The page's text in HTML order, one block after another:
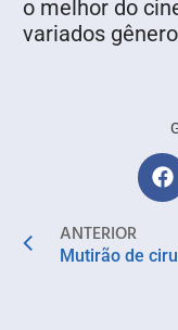
o melhor do
variados
ANTERIOR